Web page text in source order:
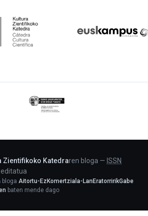
Eusko
Jaurlaritza
Zientifikoko Katedraren bloga — ISSN
editatua
bloga Aitortu-EzKomertziala-LanEratorririkGabe
baten mende dago